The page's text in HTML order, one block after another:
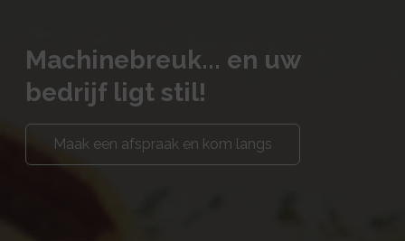
Machinebreuk... en uw
bedrijf ligt stil!
Maak een afspraak en kom langs